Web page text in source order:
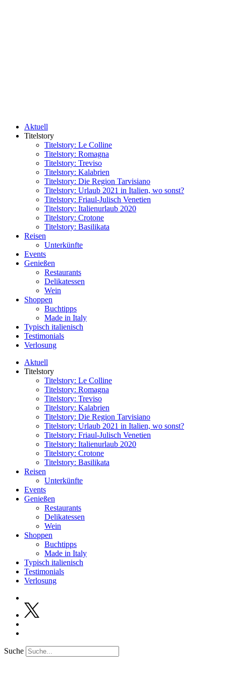
Aktuell
Titelstory
Titelstory: Le Colline
Titelstory: Romagna
Titelstory: Treviso
Titelstory: Kalabrien
Titelstory: Die Region Tarvisiano
Titelstory: Urlaub 2021 in Italien, wo sonst?
Titelstory: Friaul-Julisch Venetien
Titelstory: Italienurlaub 2020
Titelstory: Crotone
Titelstory: Basilikata
Reisen
Unterkünfte
Events
Genießen
Restaurants
Delikatessen
Wein
Shoppen
Buchtipps
Made in Italy
Typisch italienisch
Testimonials
Verlosung
Aktuell
Titelstory
Titelstory: Le Colline
Titelstory: Romagna
Titelstory: Treviso
Titelstory: Kalabrien
Titelstory: Die Region Tarvisiano
Titelstory: Urlaub 2021 in Italien, wo sonst?
Titelstory: Friaul-Julisch Venetien
Titelstory: Italienurlaub 2020
Titelstory: Crotone
Titelstory: Basilikata
Reisen
Unterkünfte
Events
Genießen
Restaurants
Delikatessen
Wein
Shoppen
Buchtipps
Made in Italy
Typisch italienisch
Testimonials
Verlosung
Suche